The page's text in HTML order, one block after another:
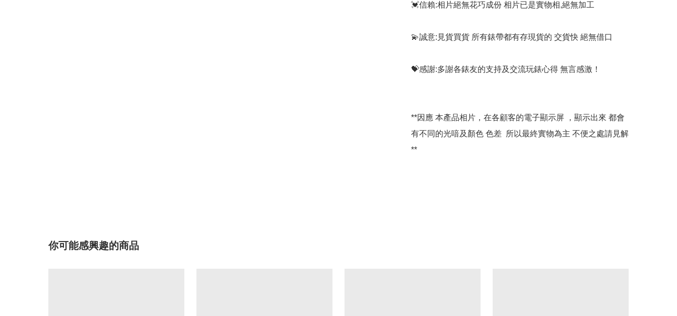
💓信賴:相片絕無花巧成份 相片已是實物相,絕無加工
💫誠意:見貨買貨 所有錶帶都有存現貨的 交貨快 絕無借口
💝感謝:多謝各錶友的支持及交流玩錶心得 無言感激！
**因應 本產品相片，在各顧客的電子顯示屏 ，顯示出來 都會
有不同的光喑及顏色 色差  所以最終實物為主 不便之處請見解
**
你可能感興趣的商品